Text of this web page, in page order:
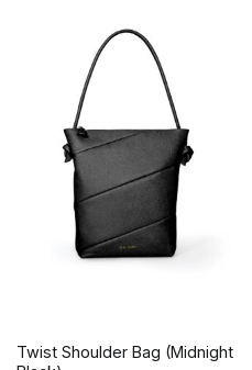
Twist Shoulder Bag (Midnight